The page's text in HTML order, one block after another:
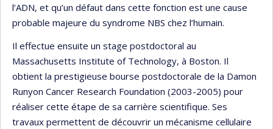
l’ADN, et qu’un défaut dans cette fonction est une cause
probable majeure du syndrome NBS chez l’humain.
Il effectue ensuite un stage postdoctoral au
Massachusetts Institute of Technology, à Boston. Il
obtient la prestigieuse bourse postdoctorale de la Damon
Runyon Cancer Research Foundation (2003-2005) pour
réaliser cette étape de sa carrière scientifique. Ses
travaux permettent de découvrir un mécanisme cellulaire